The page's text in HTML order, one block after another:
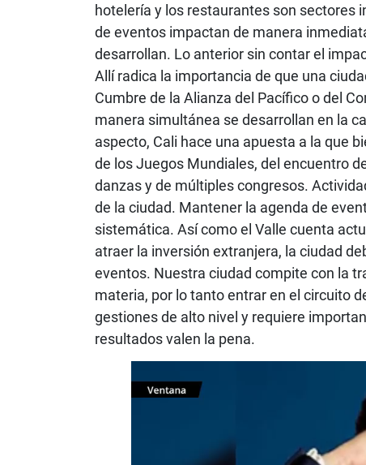
hotelería y los restaurantes son sectores
de eventos impactan de manera
desarrollan. Lo anterior sin contar el
Allí radica la importancia de que una
Cumbre de la Alianza del Pacífico o del
manera simultánea se desarrollan en la
aspecto, Cali hace una apuesta a la que
de los Juegos Mundiales, del encuentro
danzas y de múltiples congresos.
de la ciudad. Mantener la agenda de
sistemática. Así como el Valle cuenta
atraer la inversión extranjera, la ciudad
eventos. Nuestra ciudad compite con la
materia, por lo tanto entrar en el circuito
gestiones de alto nivel y requiere
resultados valen la pena.